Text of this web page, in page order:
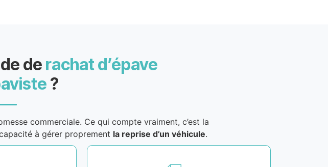
de rachat d’épave
?
commerciale. Ce qui compte vraiment, c’est la
à gérer proprement la reprise d’un véhicule.